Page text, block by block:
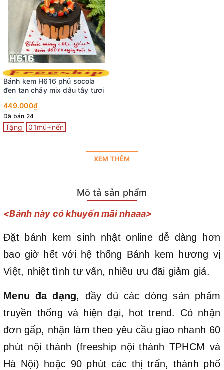
Bánh kem H616 phủ socola
đen tan chảy mix dâu tây tươi
449.000₫
Đã bán 24
Tặng 01mũ+nến
XEM THÊM
Mô tả sản phẩm
<Bánh này có khuyến mãi nhaaa>
Đặt bánh kem sinh nhật online dễ dàng hơn
bao giờ hết với hệ thống Bánh kem hương vị
Việt, nhiệt tình tư vấn, nhiều ưu đãi giảm giá.
Menu đa dạng, đầy đủ các dòng sản phẩm
truyền thống và hiện đại, hot trend. Có nhận
đơn gấp, nhận làm theo yêu cầu giao nhanh 60
phút nội thành (freeship nội thành TPHCM và
Hà Nội) hoặc 90 phút các thị trấn, thành phố